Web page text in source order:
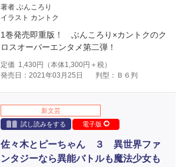
著者 ぶんころり
イラスト カントク
1巻発売即重版！ ぶんころり×カントクのク
ロスオーバーエンタメ第二弾！
定価 1,430円（本体1,300円＋税）
発売日：2021年03月25日
判型：Ｂ６判
新文芸
試し読みをする
電子版
佐々木とピーちゃん ３ 異世界ファ
ンタジーなら異能バトルも魔法少女も